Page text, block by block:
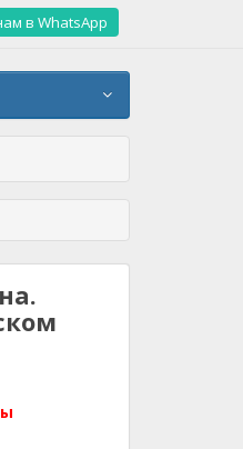
в WhatsApp